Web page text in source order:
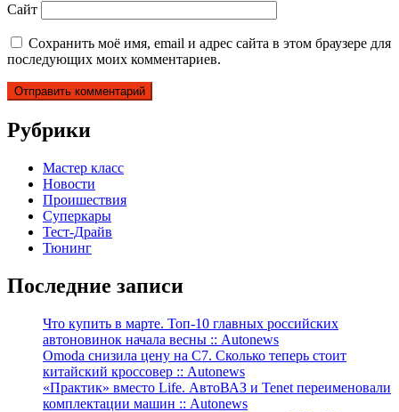
Сайт
Сохранить моё имя, email и адрес сайта в этом браузере для
последующих моих комментариев.
Рубрики
Мастер класс
Новости
Проишествия
Суперкары
Тест-Драйв
Тюнинг
Последние записи
Что купить в марте. Топ-10 главных российских
автоновинок начала весны :: Autonews
Omoda снизила цену на C7. Сколько теперь стоит
китайский кроссовер :: Autonews
«Практик» вместо Life. АвтоВАЗ и Tenet переименовали
комплектации машин :: Autonews